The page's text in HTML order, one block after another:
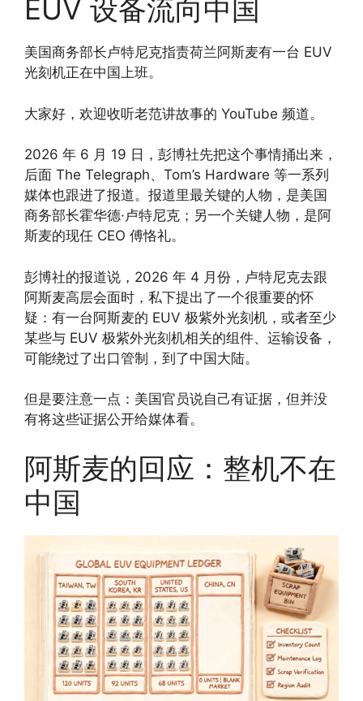
EUV 设备流向中国
美国商务部长卢特尼克指责荷兰阿斯麦有一台 EUV
光刻机正在中国上班。
大家好，欢迎收听老范讲故事的 YouTube 频道。
2026 年 6 月 19 日，彭博社先把这个事情捅出来，
后面 The Telegraph、Tom’s Hardware 等一系列
媒体也跟进了报道。报道里最关键的人物，是美国
商务部长霍华德·卢特尼克；另一个关键人物，是阿
斯麦的现任 CEO 傅恪礼。
彭博社的报道说，2026 年 4 月份，卢特尼克去跟
阿斯麦高层会面时，私下提出了一个很重要的怀
疑：有一台阿斯麦的 EUV 极紫外光刻机，或者至少
某些与 EUV 极紫外光刻机相关的组件、运输设备，
可能绕过了出口管制，到了中国大陆。
但是要注意一点：美国官员说自己有证据，但并没
有将这些证据公开给媒体看。
阿斯麦的回应：整机不在
中国